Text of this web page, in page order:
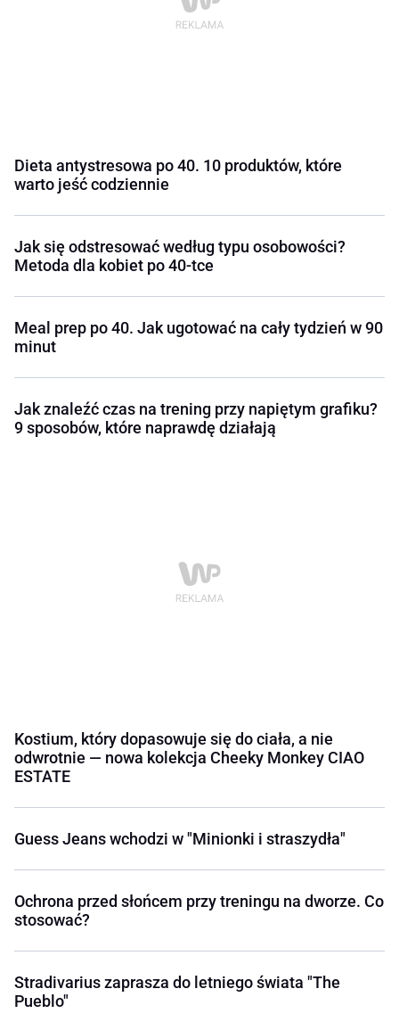
Dieta antystresowa po 40. 10 produktów, które
warto jeść codziennie
Jak się odstresować według typu osobowości?
Metoda dla kobiet po 40-tce
Meal prep po 40. Jak ugotować na cały tydzień w 90
minut
Jak znaleźć czas na trening przy napiętym grafiku?
9 sposobów, które naprawdę działają
Kostium, który dopasowuje się do ciała, a nie
odwrotnie — nowa kolekcja Cheeky Monkey CIAO
ESTATE
Guess Jeans wchodzi w "Minionki i straszydła"
Ochrona przed słońcem przy treningu na dworze. Co
stosować?
Stradivarius zaprasza do letniego świata "The
Pueblo"